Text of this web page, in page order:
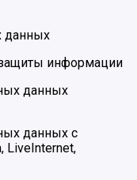
данных
информации
данных
данных с
LiveInternet,